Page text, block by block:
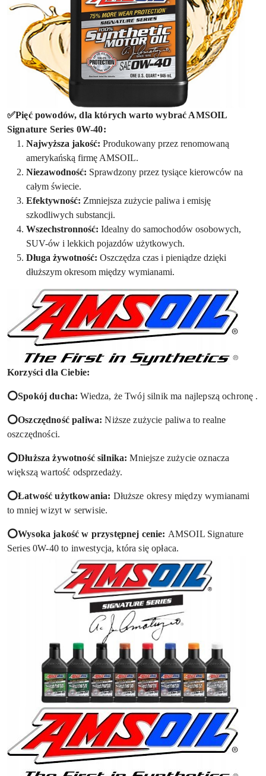
✅Pięćpowodów, dla których warto wybrać AMSOIL
Signature Series 0W-40:
Najwyższa jakość: Produkowany przez renomowaną
amerykańską firmę AMSOIL.
Niezawodność: Sprawdzony przez tysiące kierowców na
całym świecie.
Efektywność: Zmniejsza zużycie paliwa i emisję
szkodliwych substancji.
Wszechstronność: Idealny do samochodów osobowych,
SUV-ów i lekkich pojazdów użytkowych.
Długa żywotność: Oszczędza czas i pieniądze dzięki
dłuższym okresom między wymianami.
Korzyści dla Ciebie:
⭕Spokój ducha: Wiedza, że Twój silnik ma najlepszą ochronę .
⭕Oszczędność paliwa: Niższe zużycie paliwa to realne
oszczędności.
⭕Dłuższa żywotność silnika: Mniejsze zużycie oznacza
większą wartość odsprzedaży.
⭕Łatwość użytkowania: Dłuższe okresy między wymianami
to mniej wizyt w serwisie.
⭕Wysoka jakość w przystępnej cenie: AMSOIL Signature
Series 0W-40 to inwestycja, która się opłaca.